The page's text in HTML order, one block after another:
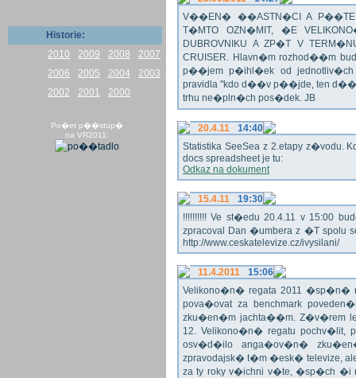
Historie:
2010
2009 2008
2007
2006
2005 2004
2003
2002
2001 2000
Po�et p��stup�
na VR2011:
V��EN� ��ASTN�CI A
T�MTO OZN�MIT, �E
DUBROVNIKU A ZP�T V
CRUISER. Hlavn�m rozhod��m
p��jem p�ihl�ek od
pravidla "kdo d��v p��jde, ten
trhu ne�pln�ch pos�dek. JB
20.4.11
14:40
Statistika SeeSea z 2.etapy z�vodu.
docs spreadsheet je tu:
Odkaz na dokument
15.4.11
19:30
!!!!!!!!!! Ve st�edu 20.4.11 v 15:00
zpracoval Dan �umbera z �T spolu
http://www.ceskatelevize.cz/ivysilani/
11.4.2011
15:06
Velikono�n� regata 2011 �sp�n�
pova�ovat za benchmark
zku�en�m jachta��m. Z�v�rem
12. Velikono�n� regatu
osv�d�ilo anga�ov�n�
zpravodajsk� t�m �esk� televize,
za ty roky v�ichni v�te, �sp�ch